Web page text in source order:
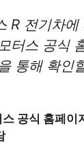
R 전기차
터스 공식
통해 확인
공식 홈페이